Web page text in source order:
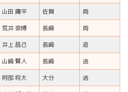
山田 庸平 佐賀
両
荒井 崇博 長崎
両
井上 昌己 長崎
追
山崎 賢人 長崎
逃
阿部 将大 大分
逃